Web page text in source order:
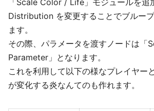
「Scale Color / Life」モジュールを追
Distribution を変更することでブルー
ます。
その際、パラメータを渡すノードは「
Parameter」となります。
これを利用して以下の様なプレイヤー
が変化する炎なんてのも作れます。